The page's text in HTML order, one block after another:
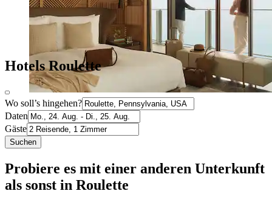
Hotels Roulette
Wo soll’s hingehen?
Daten
Gäste
Suchen
Probiere es mit einer anderen Unterkunft
als sonst in Roulette